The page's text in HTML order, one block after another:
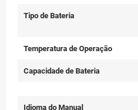
Tipo de Bateria
Temperatura de Operação
Capacidade de Bateria
Idioma do Manual